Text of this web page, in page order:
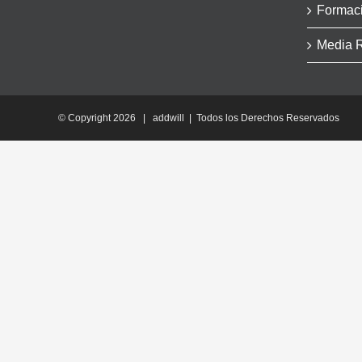
Media
© Copyright2026 | addwill | Todos los Derechos Reservados